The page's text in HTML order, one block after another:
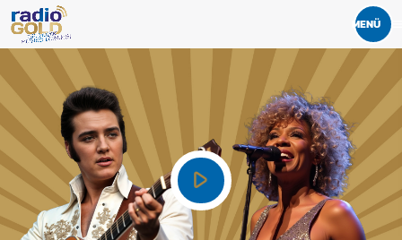
play_arrow